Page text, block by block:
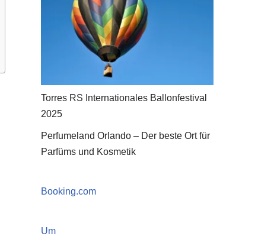
Torres RS Internationales Ballonfestival
2025
Perfumeland Orlando – Der beste Ort für
Parfüms und Kosmetik
Booking.com
Um